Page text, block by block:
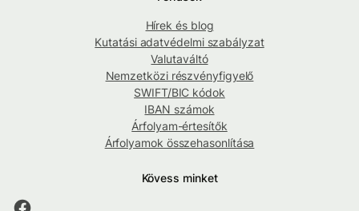
Hírek és blog
Kutatási adatvédelmi szabályzat
Valutaváltó
Nemzetközi részvényfigyelő
SWIFT/BIC kódok
IBAN számok
Árfolyam-értesítők
Árfolyamok összehasonlítása
Kövess minket